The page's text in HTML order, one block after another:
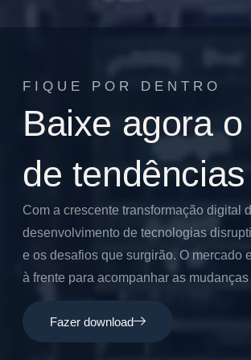
FIQUE POR DENTRO
Baixe agora
de tendências
Com a crescente transformação digital
desenvolvimento de tecnologias
e os desafios que surgirão. O mercado
à frente para acompanhar as
Fazer download